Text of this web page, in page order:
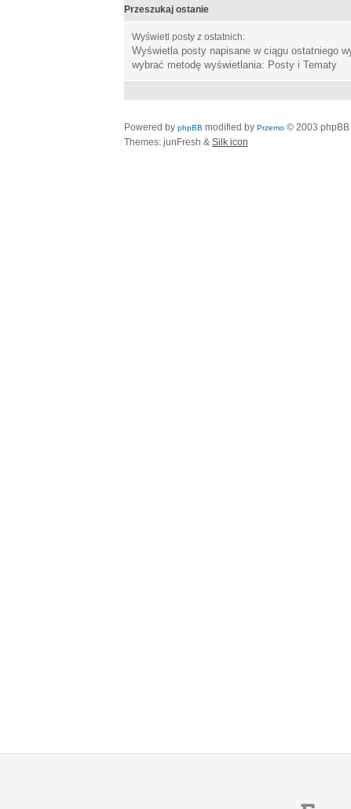
Przeszukaj ostanie
Wyświetl posty z ostatnich:
Wyświetla posty napisane w ciągu ostatniego
wybrać metodę wyświetlania: Posty i Tematy
Powered by phpBB modified by Przemo © 2003 phpBB
Themes: junFresh & Silk icon